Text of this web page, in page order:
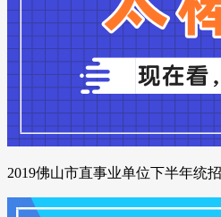
2019佛山市直事业单位下半年统